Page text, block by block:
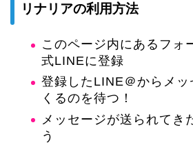
リナリアの利用方法
このページ内にあるフォ
式LINEに登録
登録したLINE＠からメッ
くるのを待つ！
メッセージが送られてき
う